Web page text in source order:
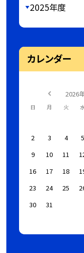
2025年度
カレンダー
2026
日 月 火
2
3 4 5
9
10 11
16
17 18
23
24 25
30
31